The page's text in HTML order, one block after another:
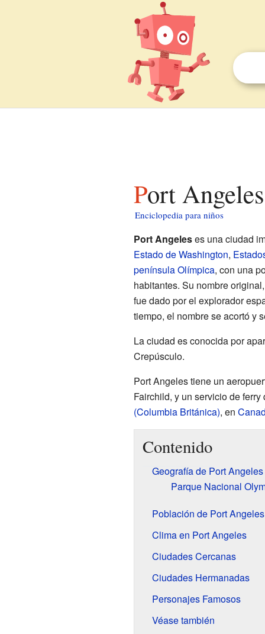
Port
Enciclopedia para niños
Port Angeleses una ciudad
Estado de Washington,
península Olímpica, con una
habitantes. Su nombre
fue dado por el explorador
tiempo, el nombre se acortó y
La ciudad es conocida por
Crepúsculo.
Port Angeles tiene un
Fairchild, y un servicio de
(Columbia Británica), en
Contenido
Geografía de Port Angeles
Parque Nacional
Población de Port Angeles
Clima en Port Angeles
Ciudades Cercanas
Ciudades Hermanadas
Personajes Famosos
Véase también